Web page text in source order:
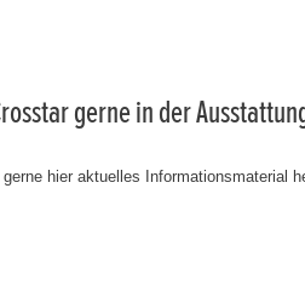
gerne in der
hier aktuelles Informationsmaterial